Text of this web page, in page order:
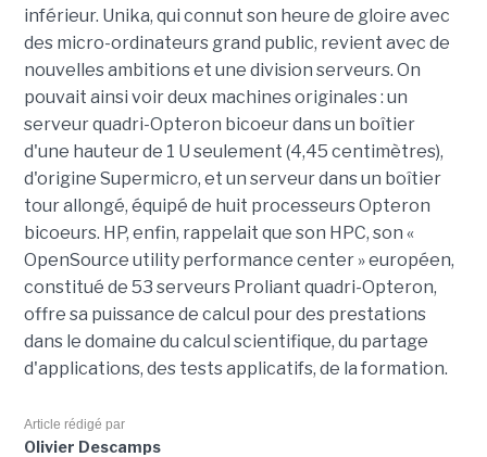
inférieur. Unika, qui connut son heure de gloire avec
des micro-ordinateurs grand public, revient avec de
nouvelles ambitions et une division serveurs. On
pouvait ainsi voir deux machines originales : un
serveur quadri-Opteron bicoeur dans un boîtier
d'une hauteur de 1 U seulement (4,45 centimètres),
d'origine Supermicro, et un serveur dans un boîtier
tour allongé, équipé de huit processeurs Opteron
bicoeurs. HP, enfin, rappelait que son HPC, son «
OpenSource utility performance center » européen,
constitué de 53 serveurs Proliant quadri-Opteron,
offre sa puissance de calcul pour des prestations
dans le domaine du calcul scientifique, du partage
d'applications, des tests applicatifs, de la formation.
Article rédigé par
Olivier Descamps